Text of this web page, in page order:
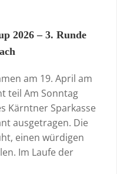
2026 – 3. Runde
am 19. April am
teil Am Sonntag
Kärntner Sparkasse
ausgetragen. Die
einen würdigen
Im Laufe der